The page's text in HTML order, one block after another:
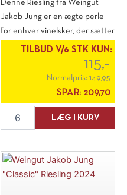
Denne Riesling fra Weingut
Jakob Jung er en ægte perle
for enhver vinelsker, der sætter
pris [...]
TILBUD V/6 STK KUN:
115,-
Normalpris: 149,95
SPAR: 209,70
Jakob
Trocken
2024
LÆG I KURV